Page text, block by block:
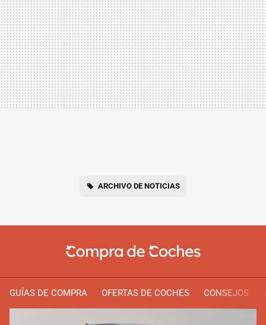
ARCHIVO DE NOTICIAS
GUÍAS DE COMPRA OFERTAS DE COCHES CONSEJOS